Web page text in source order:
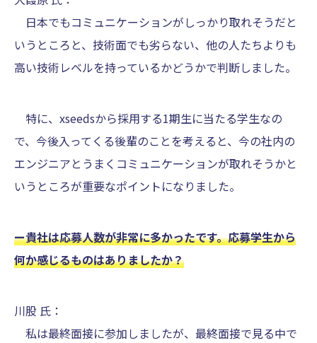
日本でもコミュニケーションがしっかり取れそうだと
いうところと、技術面でも劣らない、他の人たちよりも
高い技術レベルを持っているかどうかで判断しました。
特に、xseedsから採用する1期生に当たる学生なの
で、今後入ってくる後輩のことを考えると、今の社内の
エンジニアとうまくコミュニケーションが取れそうかと
いうところが重要なポイントになりました。
ー貴社は応募人数が非常に多かったです。応募学生から
何か感じるものはありましたか？
川股 氏：
私は最終面接に参加しましたが、最終面接で見る中で